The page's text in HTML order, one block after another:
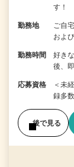
す！
勤務地
ご自
およ
勤務時間
好き
後、
応募資格
＜未
録多
後で見る